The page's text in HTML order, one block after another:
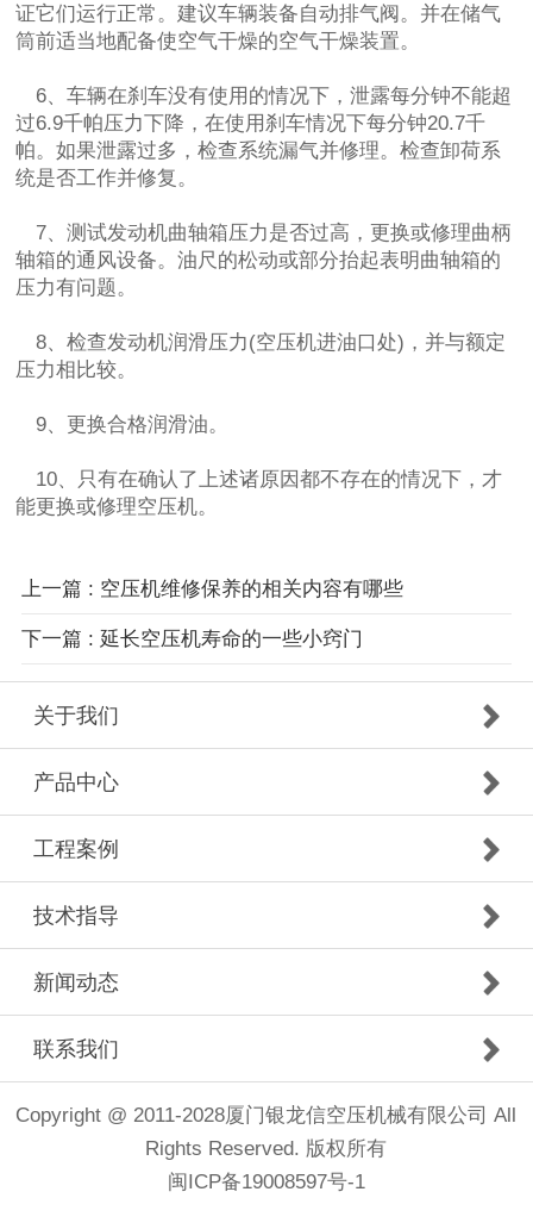
证它们运行正常。建议车辆装备自动排气阀。并在储气
筒前适当地配备使空气干燥的空气干燥装置。
6、车辆在刹车没有使用的情况下，泄露每分钟不能超
过6.9千帕压力下降，在使用刹车情况下每分钟20.7千
帕。如果泄露过多，检查系统漏气并修理。检查卸荷系
统是否工作并修复。
7、测试发动机曲轴箱压力是否过高，更换或修理曲柄
轴箱的通风设备。油尺的松动或部分抬起表明曲轴箱的
压力有问题。
8、检查发动机润滑压力(空压机进油口处)，并与额定
压力相比较。
9、更换合格润滑油。
10、只有在确认了上述诸原因都不存在的情况下，才
能更换或修理空压机。
上一篇 : 空压机维修保养的相关内容有哪些
下一篇 : 延长空压机寿命的一些小窍门
关于我们
产品中心
工程案例
技术指导
新闻动态
联系我们
Copyright @ 2011-2028厦门银龙信空压机械有限公司 All
Rights Reserved. 版权所有
闽ICP备19008597号-1